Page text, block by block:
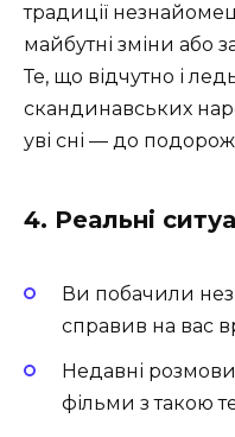
традиції
майбутні зміни або
Те, що відчутно і
скандинавських
уві сні — до
4. Реальні
Ви побачили
справив на вас
Недавні
фільми з такою